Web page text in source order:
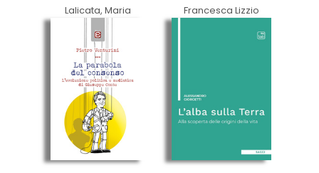
paremiológico
contrastivo de las
traducciones al
italiano de la
segunda parte del
Ingenioso caballero
Don Quijote de la
Mancha de Miguel de
Cervantes y
Saavedra
Lalicata, Maria Francesca Lizzio